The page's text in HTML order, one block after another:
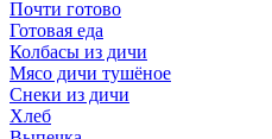
Почти готово
Готовая еда
Колбасы из дичи
Мясо дичи тушёное
Снеки из дичи
Хлеб